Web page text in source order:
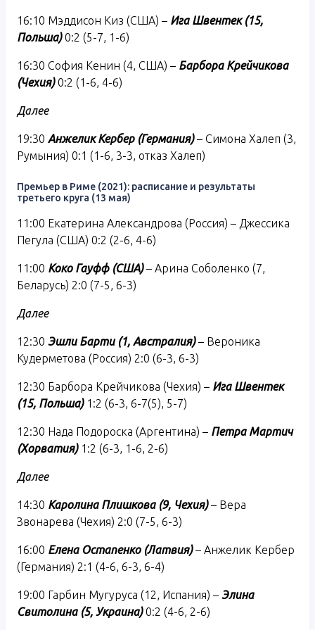
16:10 Мэддисон Киз (США) – Ига Швентек (15,
Польша) 0:2 (5-7, 1-6)
16:30 София Кенин (4, США) – Барбора Крейчикова
(Чехия)0:2 (1-6, 4-6)
Далее
19:30 Анжелик Кербер (Германия) – Симона Халеп (3,
Румыния) 0:1 (1-6, 3-3, отказ Халеп)
Премьер в Риме (2021): расписание и результаты
третьего круга (13 мая)
11:00 Екатерина Александрова (Россия) – Джессика
Пегула (США) 0:2 (2-6, 4-6)
11:00 Коко Гауфф (США)– Арина Соболенко (7,
Беларусь) 2:0 (7-5, 6-3)
Далее
12:30 Эшли Барти (1, Австралия)– Вероника
Кудерметова (Россия) 2:0 (6-3, 6-3)
12:30 Барбора Крейчикова (Чехия) – Ига Швентек
(15, Польша)1:2 (6-3, 6-7(5), 5-7)
12:30 Нада Подороска (Аргентина) – Петра Мартич
(Хорватия) 1:2 (6-3, 1-6, 2-6)
Далее
14:30 Каролина Плишкова (9, Чехия)– Вера
Звонарева (Чехия) 2:0 (7-5, 6-3)
16:00 Елена Остапенко (Латвия)– Анжелик Кербер
(Германия) 2:1 (4-6, 6-3, 6-4)
19:00 Гарбин Мугуруса (12, Испания) – Элина
Свитолина (5, Украина) 0:2 (4-6, 2-6)